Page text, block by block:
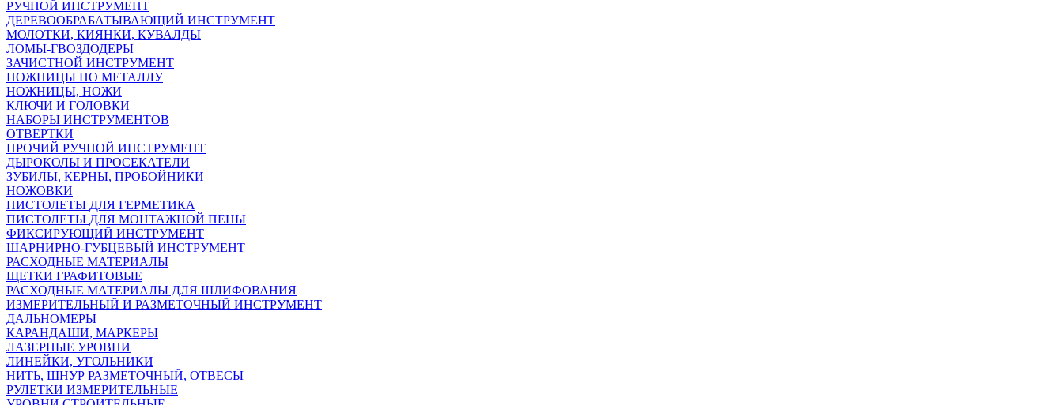
РУЧНОЙ ИНСТРУМЕНТ
ДЕРЕВООБРАБАТЫВАЮЩИЙ ИНСТРУМЕНТ
МОЛОТКИ, КИЯНКИ, КУВАЛДЫ
ЛОМЫ-ГВОЗДОДЕРЫ
ЗАЧИСТНОЙ ИНСТРУМЕНТ
НОЖНИЦЫ ПО МЕТАЛЛУ
НОЖНИЦЫ, НОЖИ
КЛЮЧИ И ГОЛОВКИ
НАБОРЫ ИНСТРУМЕНТОВ
ОТВЕРТКИ
ПРОЧИЙ РУЧНОЙ ИНСТРУМЕНТ
ДЫРОКОЛЫ И ПРОСЕКАТЕЛИ
ЗУБИЛЫ, КЕРНЫ, ПРОБОЙНИКИ
НОЖОВКИ
ПИСТОЛЕТЫ ДЛЯ ГЕРМЕТИКА
ПИСТОЛЕТЫ ДЛЯ МОНТАЖНОЙ ПЕНЫ
ФИКСИРУЮЩИЙ ИНСТРУМЕНТ
ШАРНИРНО-ГУБЦЕВЫЙ ИНСТРУМЕНТ
РАСХОДНЫЕ МАТЕРИАЛЫ
ЩЕТКИ ГРАФИТОВЫЕ
РАСХОДНЫЕ МАТЕРИАЛЫ ДЛЯ ШЛИФОВАНИЯ
ИЗМЕРИТЕЛЬНЫЙ И РАЗМЕТОЧНЫЙ ИНСТРУМЕНТ
ДАЛЬНОМЕРЫ
КАРАНДАШИ, МАРКЕРЫ
ЛАЗЕРНЫЕ УРОВНИ
ЛИНЕЙКИ, УГОЛЬНИКИ
НИТЬ, ШНУР РАЗМЕТОЧНЫЙ, ОТВЕСЫ
РУЛЕТКИ ИЗМЕРИТЕЛЬНЫЕ